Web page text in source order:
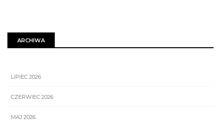
ARCHIWA
LIPIEC 2026
CZERWIEC 2026
MAJ 2026